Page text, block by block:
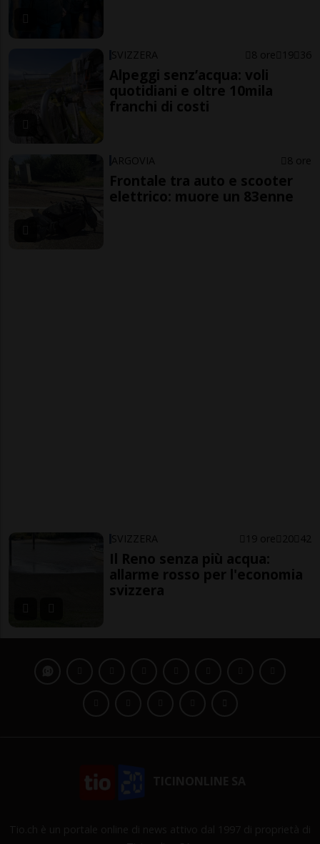
SVIZZERA 8 ore 19 36
Alpeggi senz’acqua: voli
quotidiani e oltre 10mila
franchi di costi
ARGOVIA 8 ore
Frontale tra auto e scooter
elettrico: muore un 83enne
SVIZZERA 19 ore 20 42
Il Reno senza più acqua:
allarme rosso per l'economia
svizzera